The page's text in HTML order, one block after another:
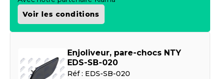
Voir les conditions
Enjoliveur, pare-chocs NTY
EDS-SB-020
Réf : EDS-SB-020